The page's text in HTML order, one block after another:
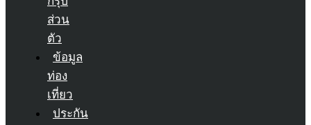
ส่วน
ตัว
ข้อมูล
ท่อง
เที่ยว
ประกัน